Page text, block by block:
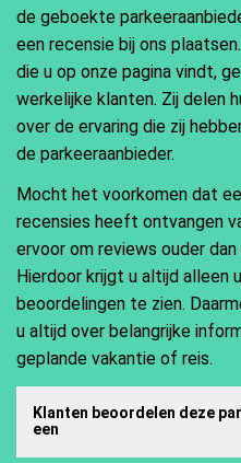
de geboekte
een recensie bij ons
die u op onze pagina vindt,
werkelijke klanten. Zij delen
over de ervaring die zij
de parkeeraanbieder.
Mocht het voorkomen dat
recensies heeft ontvangen
ervoor om reviews ouder
Hierdoor krijgt u altijd
beoordelingen te zien.
u altijd over belangrijke
geplande vakantie of reis.
Klanten beoordelen deze
een